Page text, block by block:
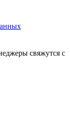
свяжутся с